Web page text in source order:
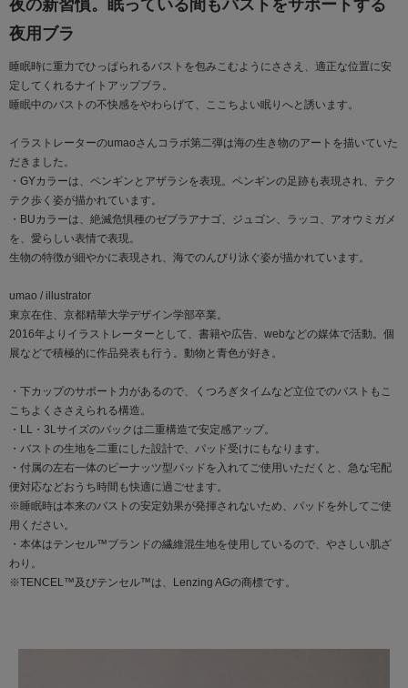
夜の新習慣。眠っている間もバストをサポートする
夜用ブラ
睡眠時に重力でひっぱられるバストを包みこむようにささえ、適正な位置に安
定してくれるナイトアップブラ。
睡眠中のバストの不快感をやわらげて、ここちよい眠りへと誘います。
イラストレーターのumaoさんコラボ第二弾は海の生き物のアートを描いていた
だきました。
・GYカラーは、ペンギンとアザラシを表現。ペンギンの足跡も表現され、テク
テク歩く姿が描かれています。
・BUカラーは、絶滅危惧種のゼブラアナゴ、ジュゴン、ラッコ、アオウミガメ
を、愛らしい表情で表現。
生物の特徴が細やかに表現され、海でのんびり泳ぐ姿が描かれています。
umao / illustrator
東京在住、京都精華大学デザイン学部卒業。
2016年よりイラストレーターとして、書籍や広告、webなどの媒体で活動。個
展などで積極的に作品発表も行う。動物と青色が好き。
・下カップのサポート力があるので、くつろぎタイムなど立位でのバストもこ
こちよくささえられる構造。
・LL・3Lサイズのバックは二重構造で安定感アップ。
・バストの生地を二重にした設計で、パッド受けにもなります。
・付属の左右一体のピーナッツ型パッドを入れてご使用いただくと、急な宅配
便対応などおうち時間も快適に過ごせます。
※睡眠時は本来のバストの安定効果が発揮されないため、パッドを外してご使
用ください。
・本体はテンセル™ブランドの繊維混生地を使用しているので、やさしい肌ざ
わり。
※TENCEL™及びテンセル™は、Lenzing AGの商標です。